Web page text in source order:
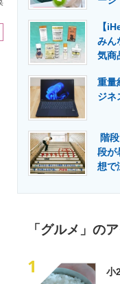
【
みん
気商
重量
ジネ
階
段が
想で
「グルメ」の
1
小